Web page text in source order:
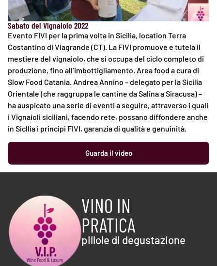
Sabato del Vignaiolo 2022
Evento FIVI per la prima volta in Sicilia, location Terra
Costantino di Viagrande (CT). La FIVI promuove e tutela il
mestiere del vignaiolo, che si occupa del ciclo completo di
produzione, fino all’imbottigliamento. Area food a cura di
Slow Food Catania. Andrea Annino – delegato per la Sicilia
Orientale (che raggruppa le cantine da Salina a Siracusa) –
ha auspicato una serie di eventi a seguire, attraverso i quali
i Vignaioli siciliani, facendo rete, possano diffondere anche
in Sicllia i principi FIVI, garanzia di qualità e genuinità.
Guarda il video
VINO IN
PRATICA
pillole di degustazione